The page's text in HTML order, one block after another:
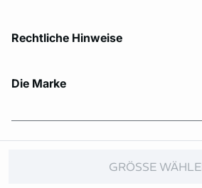
GRÖSSE WÄHLEN
Rechtliche Hinweise
Die Marke